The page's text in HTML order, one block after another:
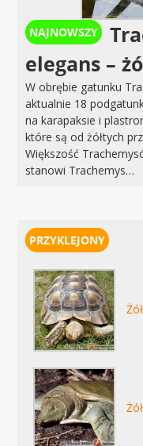
elegans –
W obrębie gatunku
aktualnie 18
na karapaksie i
które są od żółtych
Większość
stanowi Trachemys…